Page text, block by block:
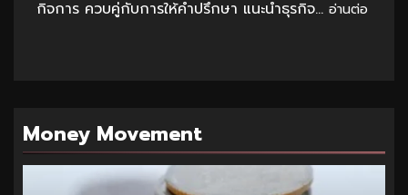
กิจการ ควบคู่กับการให้คำปรึกษา แนะนำธุรกิจ... อ่านต่อ
Money Movement